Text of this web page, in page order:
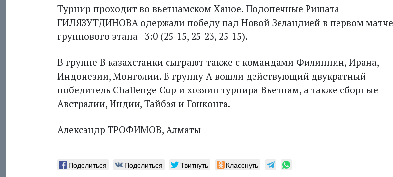
Турнир проходит во вьетнамском Ханое. Подопечные Ришата
ГИЛЯЗУТДИНОВА одержали победу над Новой Зеландией в первом матче
группового этапа - 3:0 (25-15, 25-23, 25-15).
В группе B казахстанки сыграют также с командами Филиппин, Ирана,
Индонезии, Монголии. В группу A вошли действующий двукратный
победитель Challenge Cup и хозяин турнира Вьетнам, а также сборные
Австралии, Индии, Тайбэя и Гонконга.
Александр ТРОФИМОВ, Алматы
Поделиться Поделиться Твитнуть Класснуть